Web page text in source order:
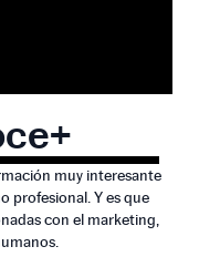
muy interesante
profesional. Y es que
con el marketing,